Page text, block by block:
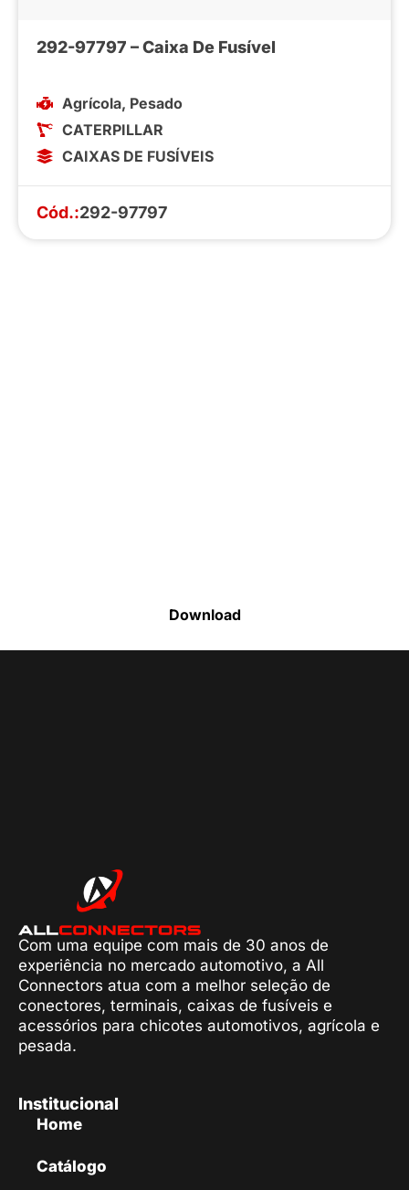
292-97797 – Caixa De Fusível
Agrícola, Pesado
CATERPILLAR
CAIXAS DE FUSÍVEIS
Cód.:292-97797
Download
Com uma equipe com mais de 30 anos de
experiência no mercado automotivo, a All
Connectors atua com a melhor seleção de
conectores, terminais, caixas de fusíveis e
acessórios para chicotes automotivos, agrícola e
pesada.
Institucional
Home
Catálogo